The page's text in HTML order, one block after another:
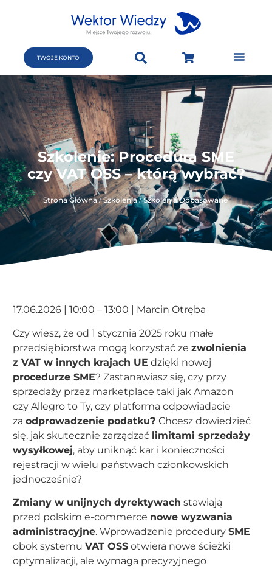
TWOJE KONTO
Szkolenie: Procedura SME
czy VAT OSS – którą wybrać?
Strona Główna/Szkolenia/Szkolenia Dopasowane
17.06.2026 | 10:00 – 13:00 | Marcin Otręba
Czy wiesz, że od 1 stycznia 2025 roku małe
przedsiębiorstwa mogą korzystać ze zwolnienia
z VAT w innych krajach UE dzięki nowej
procedurze SME? Zastanawiasz się, czy przy
sprzedaży przez marketplace taki jak Amazon
czy Allegro to Ty, czy platforma odpowiadacie
za odprowadzenie podatku? Chcesz dowiedzieć
się, jak skutecznie zarządzać limitami sprzedaży
wysyłkowej, aby uniknąć kar i konieczności
rejestracji w wielu państwach członkowskich
jednocześnie?
Zmiany w unijnych dyrektywach stawiają
przed polskim e-commerce nowe wyzwania
administracyjne. Wprowadzenie procedury SME
obok systemu VAT OSS otwiera nowe ścieżki
optymalizacji, ale wymaga precyzyjnego